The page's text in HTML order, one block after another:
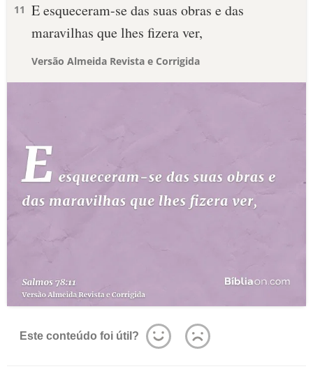
11 E esqueceram-se das suas obras e das
maravilhas que lhes fizera ver,
Versão Almeida Revista e Corrigida
Este conteúdo foi útil?